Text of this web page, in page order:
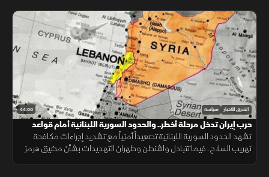
44:00 الشرق للأخبار سياسة
حرب إيران تدخل مرحلة أخطر.. والحدود السورية اللبنانية أمام قواعد
اشتباك جديدة
تشهد الحدود السورية اللبنانية تصعيداً أمنياً مع تشديد إجراءات مكافحة
تهريب السلاح، فيما تتبادل واشنطن وطهران التهديدات بشأن مضيق هرمز